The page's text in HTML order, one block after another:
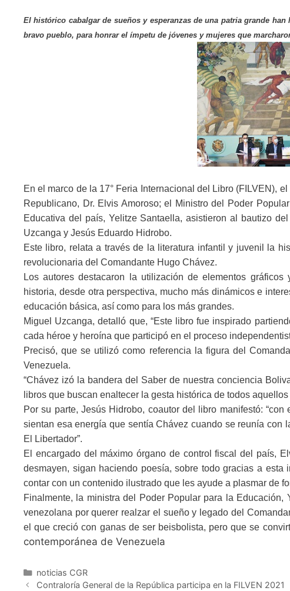
El histórico cabalgar de sueños y esperanzas de una patria grande
bravo pueblo, para honrar el ímpetu de jóvenes y mujeres que
En el marco de la 17° Feria Internacional del Libro (FILVEN),
Republicano, Dr. Elvis Amoroso; el Ministro del Poder
Educativa del país, Yelitze Santaella, asistieron al bautizo
Uzcanga y Jesús Eduardo Hidrobo.
Este libro, relata a través de la literatura infantil y juvenil la
revolucionaria del Comandante Hugo Chávez.
Los autores destacaron la utilización de elementos
historia, desde otra perspectiva, mucho más dinámicos e
educación básica, así como para los más grandes.
Miguel Uzcanga, detalló que, “Este libro fue inspirado
cada héroe y heroína que participó en el proceso
Precisó, que se utilizó como referencia la figura del
Venezuela.
“Chávez izó la bandera del Saber de nuestra conciencia
libros que buscan enaltecer la gesta histórica de todos
Por su parte, Jesús Hidrobo, coautor del libro manifestó:
sientan esa energía que sentía Chávez cuando se reunía
El Libertador”.
El encargado del máximo órgano de control fiscal del país,
desmayen, sigan haciendo poesía, sobre todo gracias a
contar con un contenido ilustrado que les ayude a plasmar de
Finalmente, la ministra del Poder Popular para la
venezolana por querer realzar el sueño y legado del
el que creció con ganas de ser beisbolista, pero que se
contemporánea de Venezuela
noticias CGR
Contraloría General de la República participa en la FILVEN 2021